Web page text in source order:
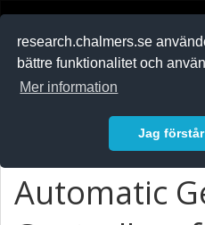
research.chalmers.se
bättre funktionalitet och
Mer information
Jag förstår
Automatic